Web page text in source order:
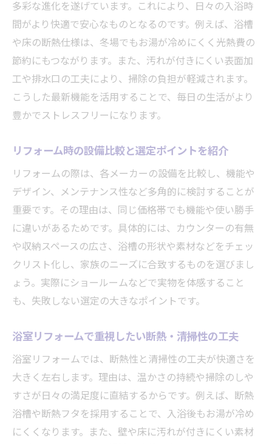
多彩な進化を遂げています。これにより、日々の入浴時
間がより快適で安心なものとなるのです。例えば、浴槽
や床の断熱仕様は、冬場でもお湯が冷めにくく光熱費の
節約にもつながります。また、汚れが付きにくい表面加
工や排水口の工夫により、掃除の負担が軽減されます。
こうした最新機能を活用することで、毎日の生活がより
豊かでストレスフリーになります。
リフォーム時の設備比較と選定ポイントを紹介
リフォームの際は、各メーカーの設備を比較し、機能や
デザイン、メンテナンス性など多角的に検討することが
重要です。その理由は、同じ価格帯でも機能や使い勝手
に違いがあるためです。具体的には、カウンターの有無
や収納スペースの広さ、浴槽の形状や素材などをチェッ
クリスト化し、家族のニーズに合致するものを選びまし
ょう。実際にショールームなどで実物を体感すること
も、失敗しない選定の大きなポイントです。
浴室リフォームで重視したい断熱・清掃性の工夫
浴室リフォームでは、断熱性と清掃性の工夫が快適さを
大きく左右します。理由は、温かさの持続や掃除のしや
すさが日々の満足度に直結するからです。例えば、断熱
浴槽や断熱フタを採用することで、入浴後もお湯が冷め
にくくなります。また、壁や床に汚れが付きにくい素材